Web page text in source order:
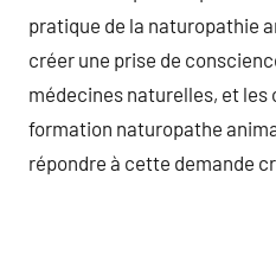
pratique de la naturopathie
créer une prise de
médecines naturelles, et les
formation naturopathe
répondre à cette demande